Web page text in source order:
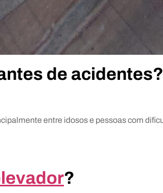
de acidentes?
entre idosos e pessoas com
?